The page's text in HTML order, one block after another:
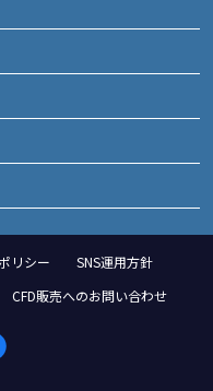
リシー
SNS運用方針
CFD販売へのお問い合わせ